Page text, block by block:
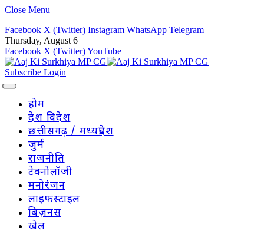
Close Menu
Facebook X (Twitter) Instagram WhatsApp Telegram
Thursday, August 6
Facebook X (Twitter)YouTube
Subscribe Login
होम
देश विदेश
छत्तीसगढ़ / मध्यप्रदेश
जुर्म
राजनीति
टेक्नोलॉजी
मनोरंजन
लाइफस्टाइल
बिज़नस
खेल